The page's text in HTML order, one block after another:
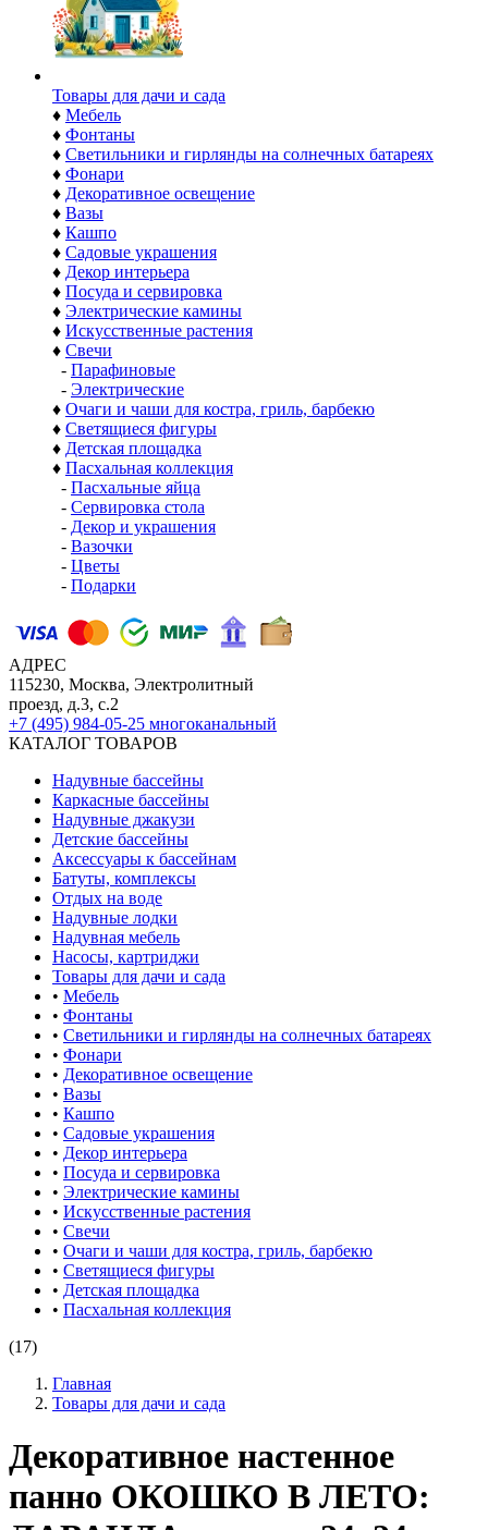
Товары для дачи и сада
♦ Мебель
♦ Фонтаны
♦ Светильники и гирлянды на солнечных батареях
♦ Фонари
♦ Декоративное освещение
♦ Вазы
♦ Кашпо
♦ Садовые украшения
♦ Декор интерьера
♦ Посуда и сервировка
♦ Электрические камины
♦ Искусственные растения
♦ Свечи
- Парафиновые
- Электрические
♦ Очаги и чаши для костра, гриль, барбекю
♦ Светящиеся фигуры
♦ Детская площадка
♦ Пасхальная коллекция
- Пасхальные яйца
- Сервировка стола
- Декор и украшения
- Вазочки
- Цветы
- Подарки
АДРЕС
115230, Москва, Электролитный
проезд, д.3, с.2
+7 (495) 984-05-25 многоканальный
КАТАЛОГ ТОВАРОВ
Надувные бассейны
Каркасные бассейны
Надувные джакузи
Детские бассейны
Аксессуары к бассейнам
Батуты, комплексы
Отдых на воде
Надувные лодки
Надувная мебель
Насосы, картриджи
Товары для дачи и сада
• Мебель
• Фонтаны
• Светильники и гирлянды на солнечных батареях
• Фонари
• Декоративное освещение
• Вазы
• Кашпо
• Садовые украшения
• Декор интерьера
• Посуда и сервировка
• Электрические камины
• Искусственные растения
• Свечи
• Очаги и чаши для костра, гриль, барбекю
• Светящиеся фигуры
• Детская площадка
• Пасхальная коллекция
(17)
Главная
Товары для дачи и сада
Декоративное настенное
панно ОКОШКО В ЛЕТО: